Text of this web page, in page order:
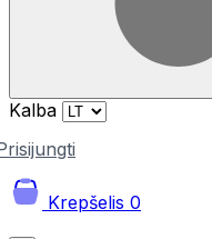
Kalba
Krepšelis 0